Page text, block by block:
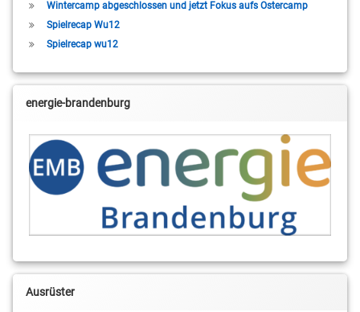
Wintercamp abgeschlossen und jetzt Fokus aufs Ostercamp
Spielrecap Wu12
Spielrecap wu12
energie-brandenburg
Ausrüster